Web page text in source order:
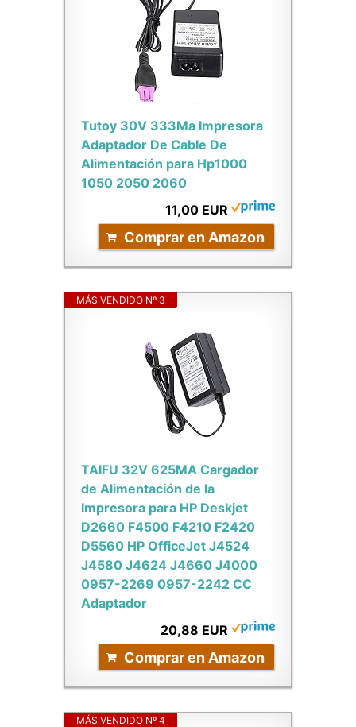
Tutoy 30V 333Ma Impresora
Adaptador De Cable De
Alimentación para Hp1000
1050 2050 2060
11,00 EUR
Comprar en Amazon
MÁS VENDIDO Nº 3
TAIFU 32V 625MA Cargador
de Alimentación de la
Impresora para HP Deskjet
D2660 F4500 F4210 F2420
D5560 HP OfficeJet J4524
J4580 J4624 J4660 J4000
0957-2269 0957-2242 CC
Adaptador
20,88 EUR
Comprar en Amazon
MÁS VENDIDO Nº 4